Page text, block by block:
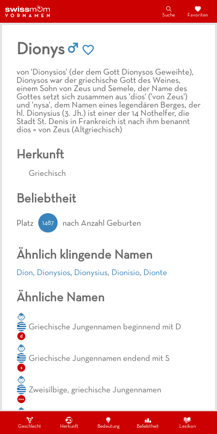
Geschlecht Herkunft Bedeutung Beliebtheit Lexikon
Suche Favoriten
Dionys
von 'Dionysios' (der dem Gott Dionysos Geweihte),
Dionysos war der griechische Gott des Weines,
einem Sohn von Zeus und Semele, der Name des
Gottes setzt sich zusammen aus 'dios' ('von Zeus')
und 'nysa', dem Namen eines legendären Berges, der
hl. Dionysius (3. Jh.) ist einer der 14 Nothelfer, die
Stadt St. Denis in Frankreich ist nach ihm benannt
dios = von Zeus (Altgriechisch)
Herkunft
Griechisch
Ähnlich klingende Namen
Dion, Dionysios, Dionysius, Dionisio, Dionte
Ähnliche Namen
d
Griechische Jungennamen beginnend mit D
s
Griechische Jungennamen endend mit S
zwe
Zweisilbige, griechische Jungennamen
Kurze, griechische Jungennamen
Beliebtheit
Platz 1487 nach Anzahl Geburten